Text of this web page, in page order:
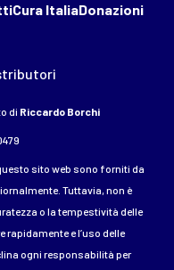
Cura ItaliaDonazioni
di Riccardo Borchi
sito web sono forniti da
Tuttavia, non è
o la tempestività delle
e l’uso delle
ogni responsabilità per